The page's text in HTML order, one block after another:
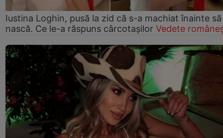
Iustina Loghin, pusă la zid că s-a machiat înainte să
nască. Ce le-a răspuns cârcotașilor Vedete